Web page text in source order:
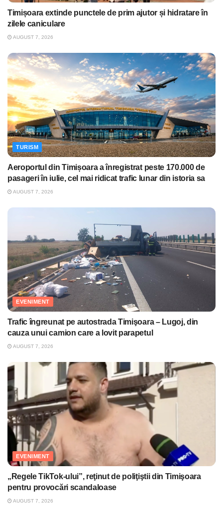
Timișoara extinde punctele de prim ajutor și hidratare în
zilele caniculare
AUGUST 7, 2026
TURISM
Aeroportul din Timișoara a înregistrat peste 170.000 de
pasageri în iulie, cel mai ridicat trafic lunar din istoria sa
AUGUST 7, 2026
EVENIMENT
Trafic îngreunat pe autostrada Timişoara – Lugoj, din
cauza unui camion care a lovit parapetul
AUGUST 7, 2026
EVENIMENT
„Regele TikTok-ului”, reţinut de poliţiştii din Timişoara
pentru provocări scandaloase
AUGUST 7, 2026